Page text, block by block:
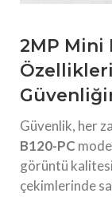
2MP Mini
Güvenlik, her
B120-PC
görüntü
çekimlerinde